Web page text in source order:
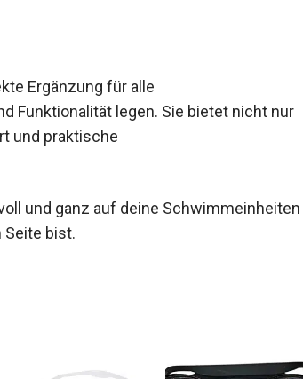
Ergänzung für alle
Funktionalität legen. Sie bietet nicht nur
und praktische
und ganz auf deine Schwimmeinheiten
bist.